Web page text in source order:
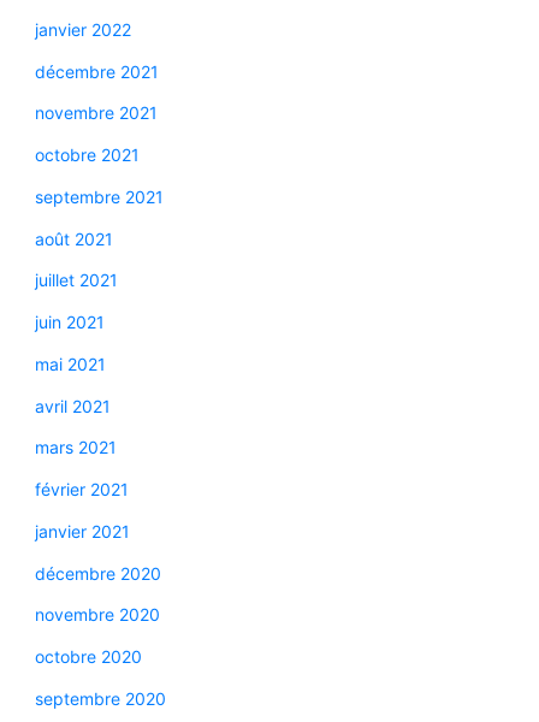
janvier 2022
décembre 2021
novembre 2021
octobre 2021
septembre 2021
août 2021
juillet 2021
juin 2021
mai 2021
avril 2021
mars 2021
février 2021
janvier 2021
décembre 2020
novembre 2020
octobre 2020
septembre 2020